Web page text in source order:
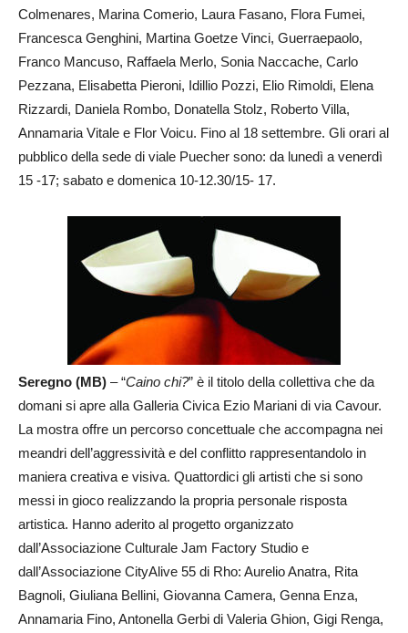
Colmenares, Marina Comerio, Laura Fasano, Flora Fumei,
Francesca Genghini, Martina Goetze Vinci, Guerraepaolo,
Franco Mancuso, Raffaela Merlo, Sonia Naccache, Carlo
Pezzana, Elisabetta Pieroni, Idillio Pozzi, Elio Rimoldi, Elena
Rizzardi, Daniela Rombo, Donatella Stolz, Roberto Villa,
Annamaria Vitale e Flor Voicu. Fino al 18 settembre. Gli orari al
pubblico della sede di viale Puecher sono: da lunedì a venerdì
15 -17; sabato e domenica 10-12.30/15- 17.
Seregno (MB) – “Caino chi?” è il titolo della collettiva che da
domani si apre alla Galleria Civica Ezio Mariani di via Cavour.
La mostra offre un percorso concettuale che accompagna nei
meandri dell’aggressività e del conflitto rappresentandolo in
maniera creativa e visiva. Quattordici gli artisti che si sono
messi in gioco realizzando la propria personale risposta
artistica. Hanno aderito al progetto organizzato
dall’Associazione Culturale Jam Factory Studio e
dall’Associazione CityAlive 55 di Rho: Aurelio Anatra, Rita
Bagnoli, Giuliana Bellini, Giovanna Camera, Genna Enza,
Annamaria Fino, Antonella Gerbi di Valeria Ghion, Gigi Renga,